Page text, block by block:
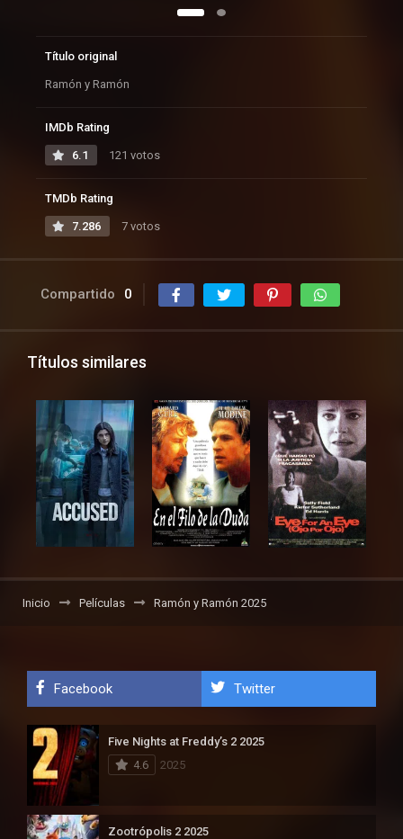
Título original
Ramón y Ramón
IMDb Rating
6.1 121 votos
TMDb Rating
7.286 7 votos
Compartido 0
Títulos similares
Inicio Películas Ramón y Ramón 2025
Facebook Twitter
Five Nights at Freddy’s 2 2025
4.6
2025
Zootrópolis 2 2025